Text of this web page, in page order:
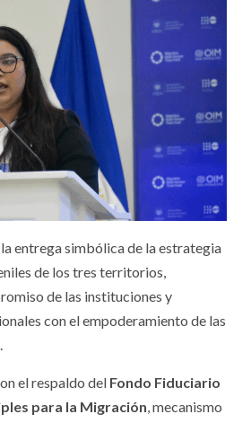
entrega simbólica de la estrategia
de los tres territorios,
de las instituciones y
con el empoderamiento de las
el respaldo del Fondo Fiduciario
para la Migración, mecanismo